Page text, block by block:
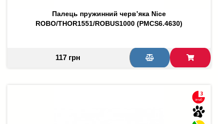
Палець пружинний черв’яка Nice
ROBO/THOR1551/ROBUS1000 (PMCS6.4630)
117 грн